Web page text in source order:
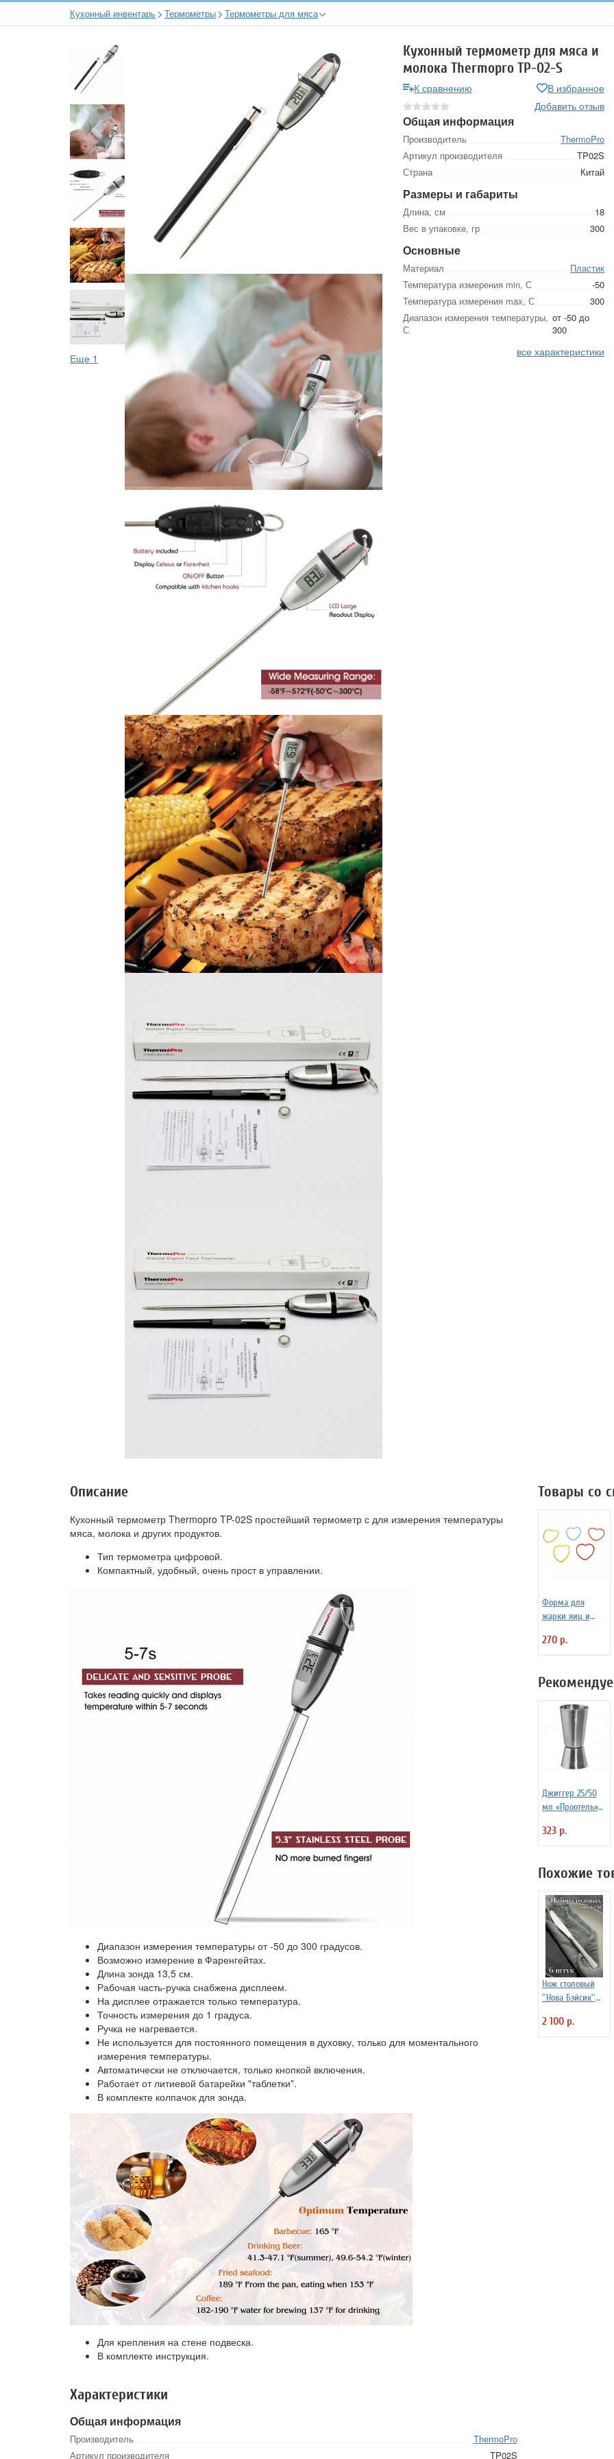
Кухонный инвентарь Термометры Термометры для мяса
Еще 1
Кухонный термометр для мяса и
молока Thermopro TP-02-S
К сравнению
В избранное
Добавить отзыв
Общая информация
Производитель
ThermoPro
Артикул производителя
TP02S
Страна
Китай
Размеры и габариты
Длина, см
18
Вес в упаковке, гр
300
Основные
Материал
Пластик
Температура измерения min, С
-50
Температура измерения max, С
300
Диапазон измерения температуры,
С
от -50 до
300
все характеристики
Описание
Кухонный термометр Thermopro TP-02S простейший термометр с для измерения температуры
мяса, молока и других продуктов.
Тип термометра цифровой.
Компактный, удобный, очень прост в управлении.
Диапазон измерения температуры от -50 до 300 градусов.
Возможно измерение в Фаренгейтах.
Длина зонда 13,5 см.
Рабочая часть-ручка снабжена дисплеем.
На дисплее отражается только температура.
Точность измерения до 1 градуса.
Ручка не нагревается.
Не используется для постоянного помещения в духовку, только для моментального
измерения температуры.
Автоматически не отключается, только кнопкой включения.
Работает от литиевой батарейки "таблетки".
В комплекте колпачок для зонда.
Для крепления на стене подвеска.
В комплекте инструкция.
Характеристики
Общая информация
Производитель
ThermoPro
Артикул производителя
TP02S
Товары со
Форма для
жарки яиц и
силиконовая
Любовь
270 р.
Джиггер 25/50
мл «Проотель»
H=90 мм B=40
мм ProHotel
323 р.
Похожие
Нож столовый
''Нова Бэйсик''
2 100 р.